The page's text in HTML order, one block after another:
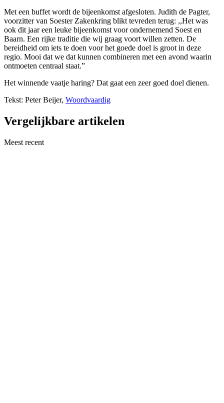
Met een buffet wordt de bijeenkomst afgesloten. Judith de Pagter,
voorzitter van Soester Zakenkring blikt tevreden terug: ,,Het was
ook dit jaar een leuke bijeenkomst voor ondernemend Soest en
Baarn. Een rijke traditie die wij graag voort willen zetten. De
bereidheid om iets te doen voor het goede doel is groot in deze
regio. Mooi dat we dat kunnen combineren met een avond waarin
ontmoeten centraal staat.”
Het winnende vaatje haring? Dat gaat een zeer goed doel dienen.
Tekst: Peter Beijer, Woordvaardig
Vergelijkbare artikelen
Meest recent